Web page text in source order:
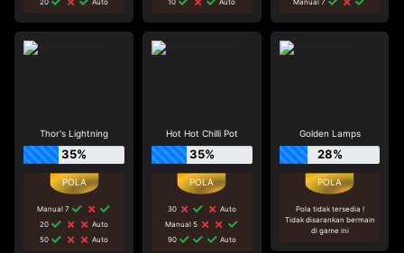
Thor's Lightning
35%
Manual 7
20
Auto
50
Auto
Hot Hot Chilli Pot
35%
30
Auto
Manual 5
90
Auto
Golden Lamps
28%
Pola tidak tersedia !
Tidak disarankan bermain
di game ini